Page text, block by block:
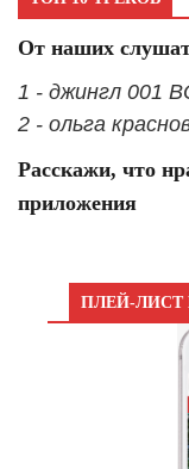
От наших
1 - джингл 001
2 - ольга
Расскажи, что
приложения
ПЛЕЙ-ЛИСТ